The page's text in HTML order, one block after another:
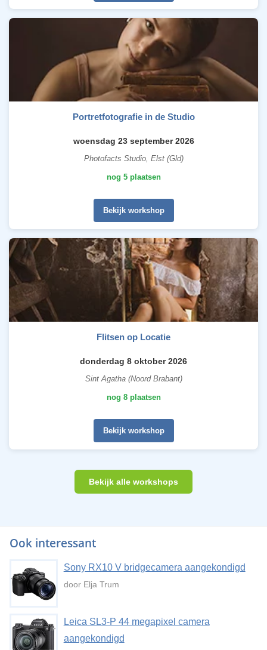
Portretfotografie in de Studio
woensdag 23 september 2026
Photofacts Studio, Elst (Gld)
nog 5 plaatsen
Bekijk workshop
Flitsen op Locatie
donderdag 8 oktober 2026
Sint Agatha (Noord Brabant)
nog 8 plaatsen
Bekijk workshop
Bekijk alle workshops
Ook interessant
Sony RX10 V bridgecamera aangekondigd
door Elja Trum
Leica SL3-P 44 megapixel camera
aangekondigd